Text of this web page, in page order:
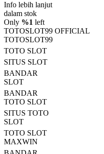
rating
rata-
rata.
Read
13
Reviews.
Tautan
halaman
yang
sama.
Info lebih lanjut
dalam stok
Only %1 left
TOTOSLOT99 OFFICIAL
TOTOSLOT99
TOTO SLOT
SITUS SLOT
BANDAR
SLOT
BANDAR
TOTO SLOT
SITUS TOTO
SLOT
TOTO SLOT
MAXWIN